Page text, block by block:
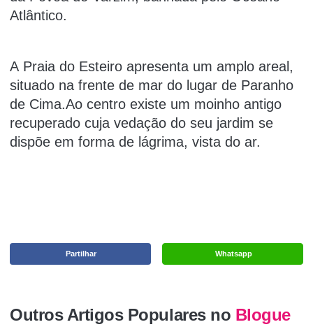
Atlântico.
A Praia do Esteiro apresenta um amplo areal,
situado na frente de mar do lugar de Paranho
de Cima.Ao centro existe um moinho antigo
recuperado cuja vedação do seu jardim se
dispõe em forma de lágrima, vista do ar.
Whatsapp
Partilhar
Outros Artigos Populares no Blogue